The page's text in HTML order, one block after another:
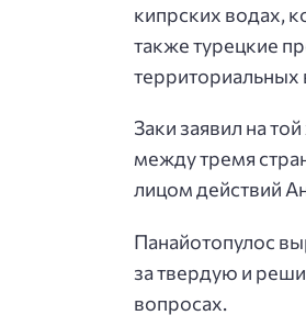
кипрских водах,
также турецкие
территориальных
Заки заявил на
между тремя
лицом действий
Панайотопулос
за твердую и
вопросах.